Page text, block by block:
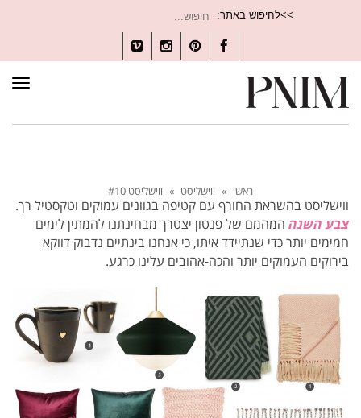
>>לחיפוש באתר:
עבור:
Facebook
Pinterest
Instagram
Vimeo
ראשי » ווישליסט » ווישליסט #10
ווישליסט בהשראת החורף עם קטיפה בגוונים עמוקים וטקסטיל רך.
צבע השנה המהמם של פנטון יצטרך מבחינתנו להמתין לימים
חמימים יותר כדי שנתיידד איתו, כי אנחנו בינתיים נדבוק דווקא
בירוקים העמוקים יותר והכה-אהובים עלינו כרגע.